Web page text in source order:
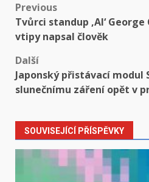
Post
navigation
Previous
Tvůrci standup ‚AI‘
vtipy napsal člověk
Další
Japonský přistávací modul
slunečnímu záření opět v
SOUVISEJÍCÍ PŘÍSPĚVKY